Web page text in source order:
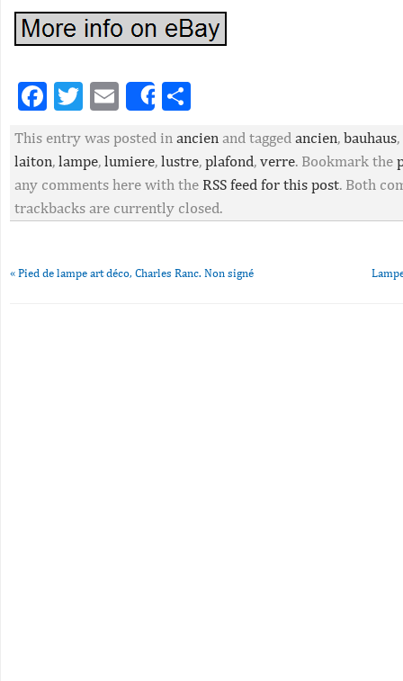
Facebook
Twitter
EmailShare
This entry was posted in ancien and tagged ancien, bauhaus,
laiton, lampe, lumiere, lustre, plafond, verre. Bookmark the
any comments here with the RSS feed for this post. Both
trackbacks are currently closed.
« Pied de lampe art déco, Charles Ranc. Non signé